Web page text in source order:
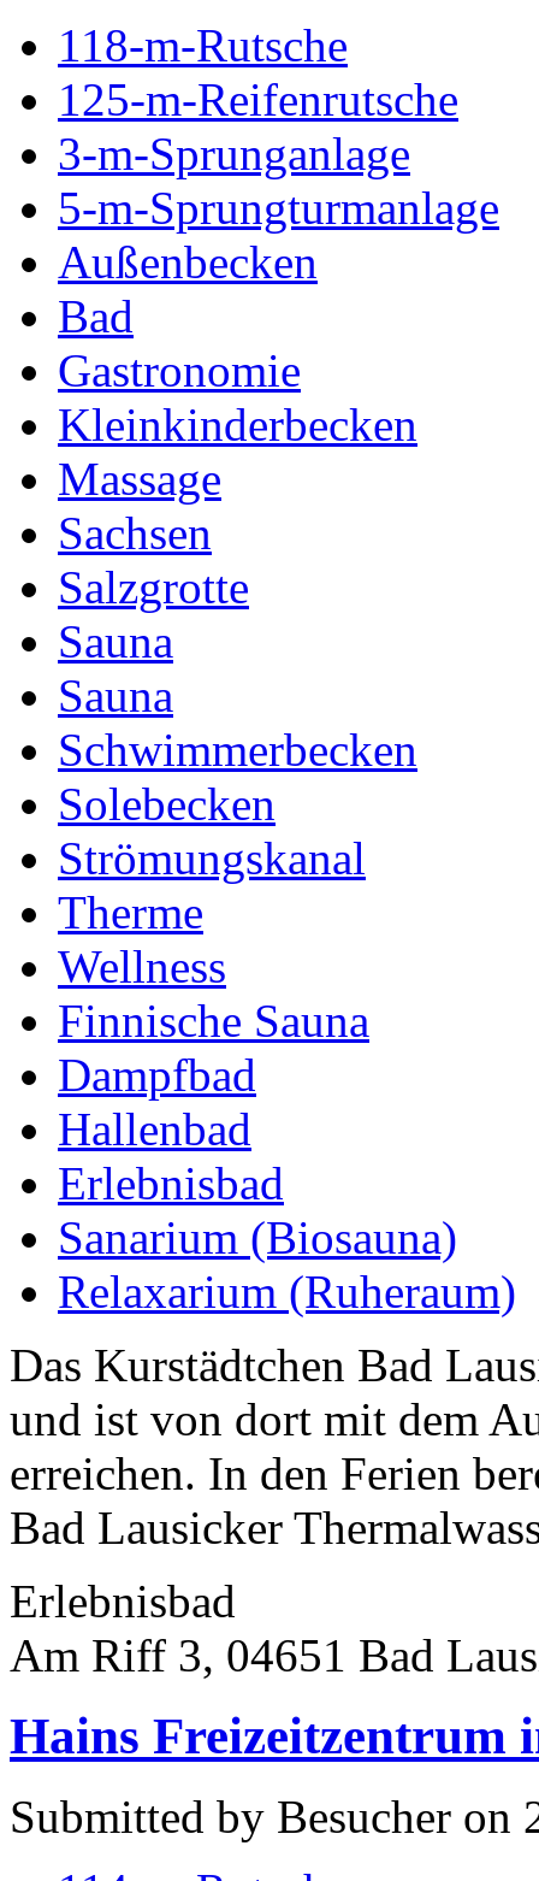
118-m-Rutsche
125-m-Reifenrutsche
3-m-Sprunganlage
5-m-Sprungturmanlage
Außenbecken
Bad
Gastronomie
Kleinkinderbecken
Massage
Sachsen
Salzgrotte
Sauna
Sauna
Schwimmerbecken
Solebecken
Strömungskanal
Therme
Wellness
Finnische Sauna
Dampfbad
Hallenbad
Erlebnisbad
Sanarium (Biosauna)
Relaxarium (Ruheraum)
Das Kurstädtchen Bad
und ist von dort mit dem
erreichen. In den Ferien
Bad Lausicker
Erlebnisbad
Am Riff 3, 04651 Bad
Hains Freizeitzentrum
Submitted by Besucher on